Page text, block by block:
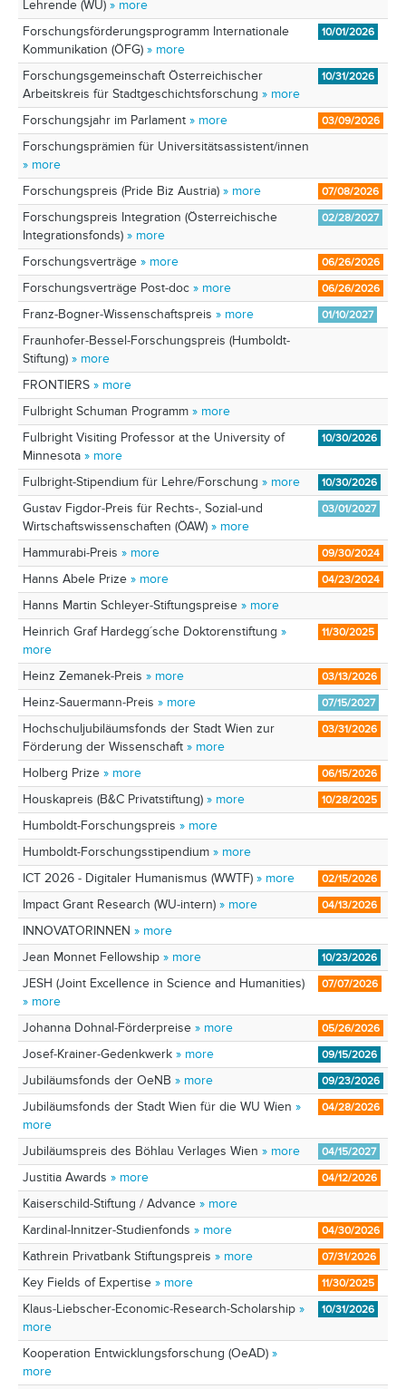
Lehrende (WU) » more
Forschungsförderungsprogramm Internationale
Kommunikation (ÖFG) » more
10/01/2026
Forschungsgemeinschaft Österreichischer
Arbeitskreis für Stadtgeschichtsforschung » more
10/31/2026
Forschungsjahr im Parlament » more 03/09/2026
Forschungsprämien für Universitätsassistent/innen
» more
Forschungspreis (Pride Biz Austria) » more 07/08/2026
Forschungspreis Integration (Österreichische
Integrationsfonds) » more
02/28/2027
Forschungsverträge » more 06/26/2026
Forschungsverträge Post-doc » more 06/26/2026
Franz-Bogner-Wissenschaftspreis » more 01/10/2027
Fraunhofer-Bessel-Forschungspreis (Humboldt-
Stiftung) » more
FRONTIERS » more
Fulbright Schuman Programm » more
Fulbright Visiting Professor at the University of
Minnesota » more
10/30/2026
Fulbright-Stipendium für Lehre/Forschung » more 10/30/2026
Gustav Figdor-Preis für Rechts-, Sozial-und
Wirtschaftswissenschaften (ÖAW) » more
03/01/2027
Hammurabi-Preis » more 09/30/2024
Hanns Abele Prize » more 04/23/2024
Hanns Martin Schleyer-Stiftungspreise » more
Heinrich Graf Hardegg´sche Doktorenstiftung »
more
11/30/2025
Heinz Zemanek-Preis » more 03/13/2026
Heinz-Sauermann-Preis » more 07/15/2027
Hochschuljubiläumsfonds der Stadt Wien zur
Förderung der Wissenschaft » more
03/31/2026
Holberg Prize » more 06/15/2026
Houskapreis (B&C Privatstiftung) » more 10/28/2025
Humboldt-Forschungspreis » more
Humboldt-Forschungsstipendium » more
ICT 2026 - Digitaler Humanismus (WWTF) » more 02/15/2026
Impact Grant Research (WU-intern) » more 04/13/2026
INNOVATORINNEN » more
Jean Monnet Fellowship » more 10/23/2026
JESH (Joint Excellence in Science and Humanities)
» more
07/07/2026
Johanna Dohnal-Förderpreise » more 05/26/2026
Josef-Krainer-Gedenkwerk » more 09/15/2026
Jubiläumsfonds der OeNB » more 09/23/2026
Jubiläumsfonds der Stadt Wien für die WU Wien »
more
04/28/2026
Jubiläumspreis des Böhlau Verlages Wien » more 04/15/2027
Justitia Awards » more 04/12/2026
Kaiserschild-Stiftung / Advance » more
Kardinal-Innitzer-Studienfonds » more 04/30/2026
Kathrein Privatbank Stiftungspreis » more 07/31/2026
Key Fields of Expertise » more 11/30/2025
Klaus-Liebscher-Economic-Research-Scholarship »
more
10/31/2026
Kooperation Entwicklungsforschung (OeAD) »
more